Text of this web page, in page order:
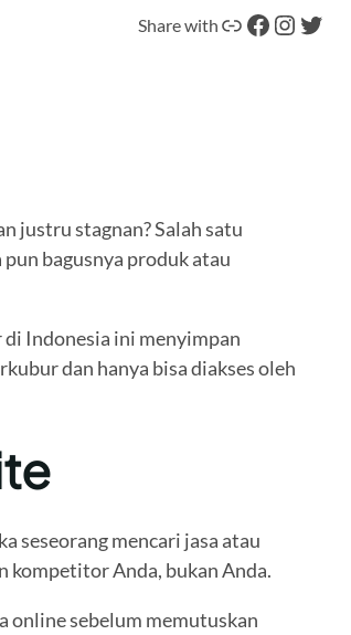
Share with Tautan Facebook Instagram Twitter
justru stagnan? Salah satu
bagusnya produk atau
di Indonesia ini menyimpan
dan hanya bisa diakses oleh
seseorang mencari jasa atau
kompetitor Anda, bukan Anda.
online sebelum memutuskan